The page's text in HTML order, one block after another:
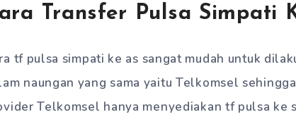
Transfer Pulsa Simpati
tf pulsa simpati ke as sangat mudah untuk
naungan yang sama yaitu Telkomsel
Telkomsel hanya menyediakan tf pulsa ke